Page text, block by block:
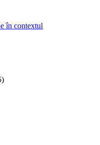
în contextul